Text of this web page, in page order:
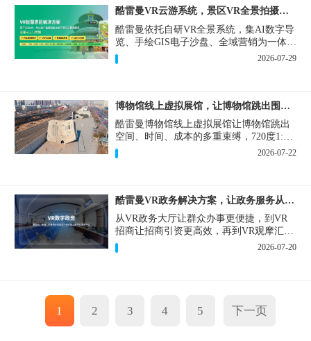
酷雷曼VR云游系统，景区VR全景拍摄制作一站式落地
酷雷曼依托自研VR全景系统，集AI数字导
览、手绘GIS电子沙盘、全域营销为一体，
打造从VR全景拍摄制作到成熟VR云游落
地案例。
2026-07-29
博物馆线上虚拟展馆，让博物馆跳出围墙让历史随处可及
酷雷曼博物馆线上虚拟展馆让博物馆跳出
空间、时间、成本的多重束缚，720度1:1
实景复刻的VR数字展厅，已经成为博物馆
数字化刚需新基建。
2026-07-22
酷雷曼VR政务解决方案，让政务服务从“看得见”开始
从VR政务大厅让群众办事更便捷，到VR
招商让招商引资更高效，再到VR观摩汇报
让政务成果更直观，酷雷曼VR政务解决方
案，解锁政务服务新体验，让服务从“看得
2026-07-20
1 2 3 4 5 下一页